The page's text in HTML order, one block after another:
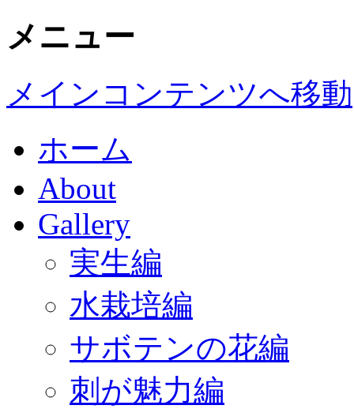
メニュー
メインコンテンツへ移動
ホーム
About
Gallery
実生編
水栽培編
サボテンの花編
刺が魅力編